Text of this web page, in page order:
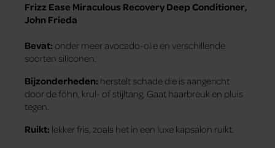
Frizz Ease Miraculous Recovery Deep Conditioner,
John Frieda
Bevat: onder meer avocado-olie en verschillende
soorten siliconen.
Bijzonderheden: herstelt schade die is aangericht
door de föhn, krul- of stijltang. Gaat haarbreuk en pluis
tegen.
Ruikt: lekker fris, zoals het in een luxe kapsalon ruikt.